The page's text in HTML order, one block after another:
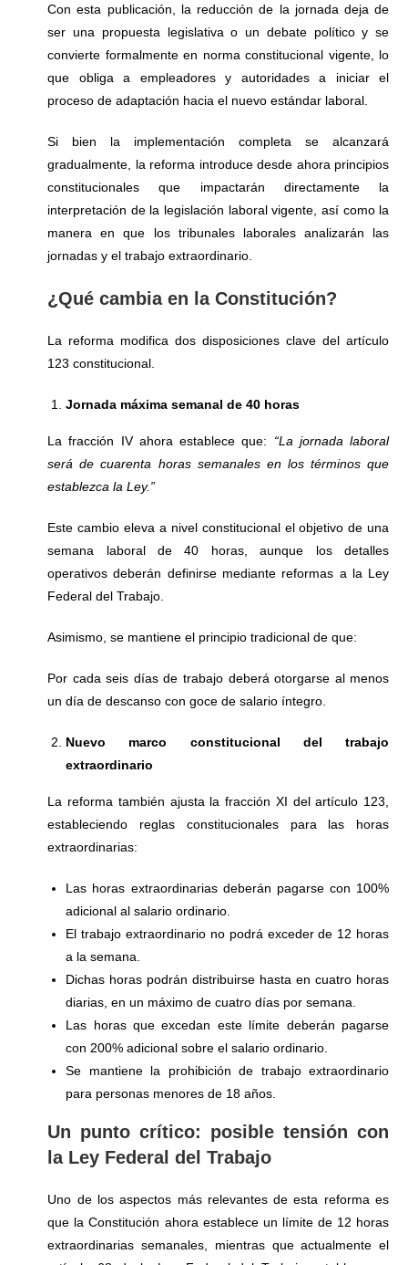
Con esta publicación, la reducción de la jornada deja de
ser una propuesta legislativa o un debate político y se
convierte formalmente en norma constitucional vigente, lo
que obliga a empleadores y autoridades a iniciar el
proceso de adaptación hacia el nuevo estándar laboral.
Si bien la implementación completa se alcanzará
gradualmente, la reforma introduce desde ahora principios
constitucionales que impactarán directamente la
interpretación de la legislación laboral vigente, así como la
manera en que los tribunales laborales analizarán las
jornadas y el trabajo extraordinario.
¿Qué cambia en la Constitución?
La reforma modifica dos disposiciones clave del artículo
123 constitucional.
Jornada máxima semanal de 40 horas
La fracción IV ahora establece que: “La jornada laboral
será de cuarenta horas semanales en los términos que
establezca la Ley.”
Este cambio eleva a nivel constitucional el objetivo de una
semana laboral de 40 horas, aunque los detalles
operativos deberán definirse mediante reformas a la Ley
Federal del Trabajo.
Asimismo, se mantiene el principio tradicional de que:
Por cada seis días de trabajo deberá otorgarse al menos
un día de descanso con goce de salario íntegro.
Nuevo marco constitucional del trabajo
extraordinario
La reforma también ajusta la fracción XI del artículo 123,
estableciendo reglas constitucionales para las horas
extraordinarias:
Las horas extraordinarias deberán pagarse con 100%
adicional al salario ordinario.
El trabajo extraordinario no podrá exceder de 12 horas
a la semana.
Dichas horas podrán distribuirse hasta en cuatro horas
diarias, en un máximo de cuatro días por semana.
Las horas que excedan este límite deberán pagarse
con 200% adicional sobre el salario ordinario.
Se mantiene la prohibición de trabajo extraordinario
para personas menores de 18 años.
Un punto crítico: posible tensión con
la Ley Federal del Trabajo
Uno de los aspectos más relevantes de esta reforma es
que la Constitución ahora establece un límite de 12 horas
extraordinarias semanales, mientras que actualmente el